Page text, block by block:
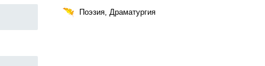
Поэзия, Драматургия